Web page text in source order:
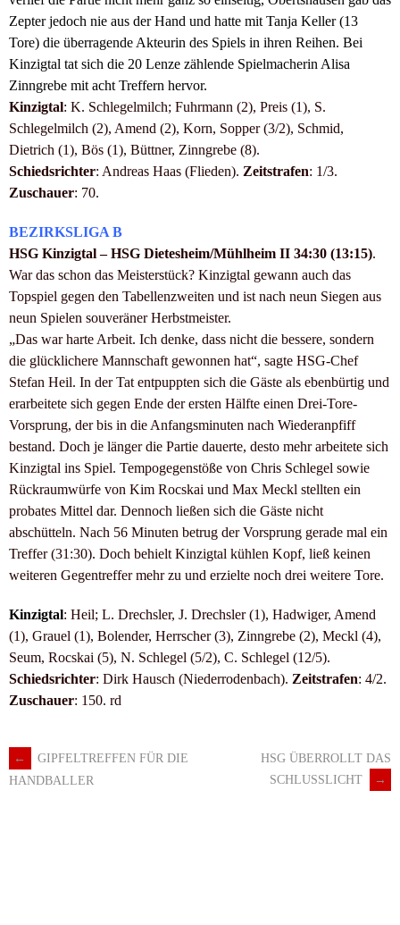
Zepter jedoch nie aus der Hand und hatte mit Tanja Keller (13
Tore) die überragende Akteurin des Spiels in ihren Reihen. Bei
Kinzigtal tat sich die 20 Lenze zählende Spielmacherin Alisa
Zinngrebe mit acht Treffern hervor.
Kinzigtal: K. Schlegelmilch; Fuhrmann (2), Preis (1), S.
Schlegelmilch (2), Amend (2), Korn, Sopper (3/2), Schmid,
Dietrich (1), Bös (1), Büttner, Zinngrebe (8).
Schiedsrichter: Andreas Haas (Flieden). Zeitstrafen: 1/3.
Zuschauer: 70.
BEZIRKSLIGA B
HSG Kinzigtal – HSG Dietesheim/Mühlheim II 34:30 (13:15).
War das schon das Meisterstück? Kinzigtal gewann auch das
Topspiel gegen den Tabellenzweiten und ist nach neun Siegen aus
neun Spielen souveräner Herbstmeister.
„Das war harte Arbeit. Ich denke, dass nicht die bessere, sondern
die glücklichere Mannschaft gewonnen hat“, sagte HSG-Chef
Stefan Heil. In der Tat entpuppten sich die Gäste als ebenbürtig und
erarbeitete sich gegen Ende der ersten Hälfte einen Drei-Tore-
Vorsprung, der bis in die Anfangsminuten nach Wiederanpfiff
bestand. Doch je länger die Partie dauerte, desto mehr arbeitete sich
Kinzigtal ins Spiel. Tempogegenstöße von Chris Schlegel sowie
Rückraumwürfe von Kim Rocskai und Max Meckl stellten ein
probates Mittel dar. Dennoch ließen sich die Gäste nicht
abschütteln. Nach 56 Minuten betrug der Vorsprung gerade mal ein
Treffer (31:30). Doch behielt Kinzigtal kühlen Kopf, ließ keinen
weiteren Gegentreffer mehr zu und erzielte noch drei weitere Tore.
Kinzigtal: Heil; L. Drechsler, J. Drechsler (1), Hadwiger, Amend
(1), Grauel (1), Bolender, Herrscher (3), Zinngrebe (2), Meckl (4),
Seum, Rocskai (5), N. Schlegel (5/2), C. Schlegel (12/5).
Schiedsrichter: Dirk Hausch (Niederrodenbach). Zeitstrafen: 4/2.
Zuschauer: 150. rd
Artikel-
←
GIPFELTREFFEN FÜR DIE
HANDBALLER
HSG ÜBERROLLT DAS
SCHLUSSLICHT
→